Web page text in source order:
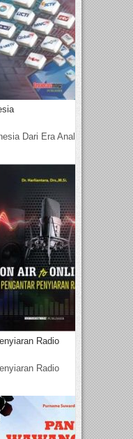
Dari Era Analog
Radio
Radio